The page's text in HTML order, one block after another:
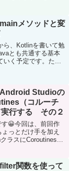
わせてマップの処理
メソッドと変
ら、Kotlinを書いて勉
とも共通する基本
く予定です。ただ
Android Studioの
（コルーチ
実行する その２
😀今回は、前回作
っとだけ手を加え
ラスにCoroutinesを
ので、ボタン...
関数を使って